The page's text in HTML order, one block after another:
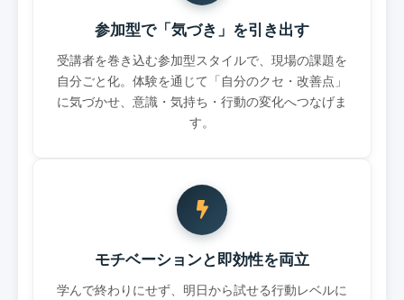
参加型で「気づき」を引き出す
受講者を巻き込む参加型スタイルで、現場の課題を
自分ごと化。体験を通じて「自分のクセ・改善点」
に気づかせ、意識・気持ち・行動の変化へつなげま
す。
モチベーションと即効性を両立
学んで終わりにせず、明日から試せる行動レベルに